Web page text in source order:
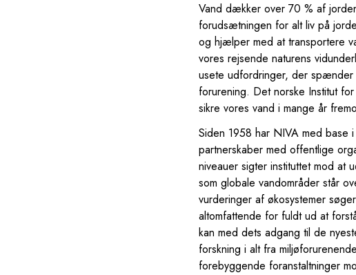
Vand dækker over 70 % af
forudsætningen for alt liv på
og hjælper med at transportere
vores rejsende naturens
usete udfordringer, der spænder
forurening. Det norske Institut
sikre vores vand i mange år
Siden 1958 har NIVA med
partnerskaber med offentlige
niveauer sigter instituttet mod at
som globale vandområder står
vurderinger af økosystemer
altomfattende for fuldt ud at
kan med dets adgang til de
forskning i alt fra
forebyggende foranstaltninger